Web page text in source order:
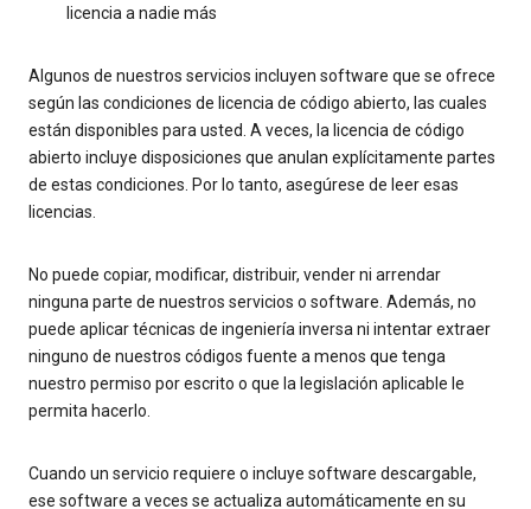
licencia a nadie más
Algunos de nuestros servicios incluyen software que se ofrece
según las condiciones de licencia de código abierto, las cuales
están disponibles para usted. A veces, la licencia de código
abierto incluye disposiciones que anulan explícitamente partes
de estas condiciones. Por lo tanto, asegúrese de leer esas
licencias.
No puede copiar, modificar, distribuir, vender ni arrendar
ninguna parte de nuestros servicios o software. Además, no
puede aplicar técnicas de ingeniería inversa ni intentar extraer
ninguno de nuestros códigos fuente a menos que tenga
nuestro permiso por escrito o que la legislación aplicable le
permita hacerlo.
Cuando un servicio requiere o incluye software descargable,
ese software a veces se actualiza automáticamente en su